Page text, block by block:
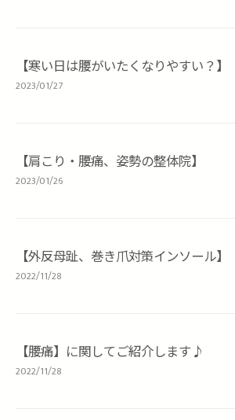
【寒い日は腰がいたくなりやすい？】
2023/01/27
【肩こり・腰痛、姿勢の整体院】
2023/01/26
【外反母趾、巻き爪対策インソール】
2022/11/28
【腰痛】に関してご紹介します♪
2022/11/28